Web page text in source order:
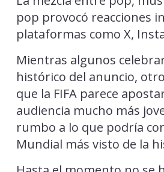
pop provocó reacciones
plataformas como X,
Mientras algunos
histórico del anuncio,
que la FIFA parece
audiencia mucho más
rumbo a lo que podría
Mundial más visto de la